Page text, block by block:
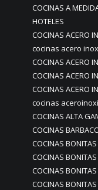
COCINAS A
HOTELES
COCINAS ACERO
cocinas acero
COCINAS ACERO
COCINAS ACERO
COCINAS ACERO
cocinas
COCINAS ALTA
COCINAS
COCINAS BONITAS
COCINAS
COCINAS
COCINAS